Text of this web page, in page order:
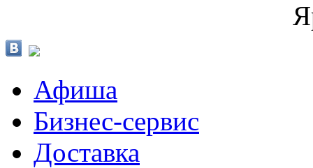
Афиша
Бизнес-сервис
Доставка